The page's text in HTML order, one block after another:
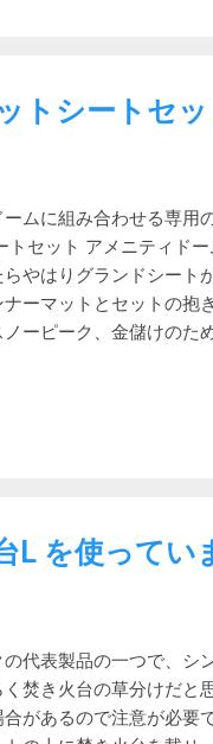
そちらは好きではあり
せん。ところがこれは
ーカー商品ページ 吉乃
も安酒にありがちなく
正月の酒はこれです。
トシートセ
ムに組み合わせる専用
トセット アメニティド
らやはりグランドシート
ナーマットとセットの抱
ノーピーク、金儲けのた
ってもらいたいがため
かなというレベルです
ス 材質：表生地／68D
：0.6kg 購入場所 ビック
ポイントバック クレジ
した。 グランドシー
L を使ってい
の代表製品の一つで、シ
焚き火台の草分けだと
があるので注意が必要